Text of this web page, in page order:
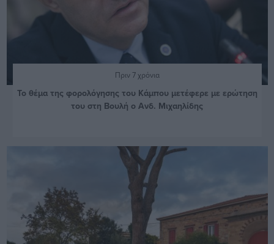
Πριν 7 χρόνια
Το θέμα της φορολόγησης του Κάμπου μετέφερε με ερώτηση
του στη Βουλή ο Ανδ. Μιχαηλίδης